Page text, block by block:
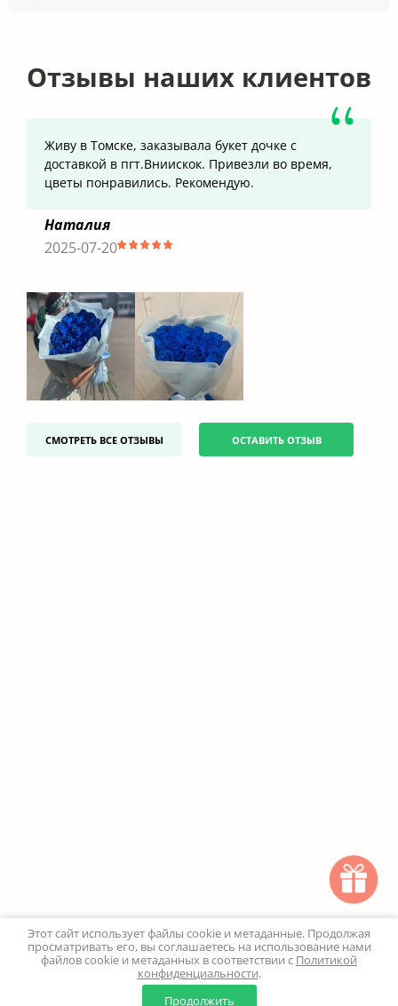
Отзывы наших клиентов
Живу в Томске, заказывала букет дочке с
доставкой в пгт.Вниискок. Привезли во время,
цветы понравились. Рекомендую.
Наталия
2025-07-20
СМОТРЕТЬ ВСЕ ОТЗЫВЫ ОСТАВИТЬ ОТЗЫВ
0
Этот сайт использует файлы cookie и метаданные. Продолжая
просматривать его, вы соглашаетесь на использование нами
файлов cookie и метаданных в соответствии с Политикой
конфиденциальности.
Продолжить